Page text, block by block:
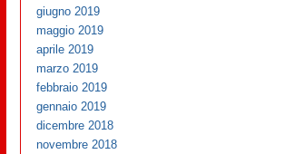
giugno 2019
maggio 2019
aprile 2019
marzo 2019
febbraio 2019
gennaio 2019
dicembre 2018
novembre 2018